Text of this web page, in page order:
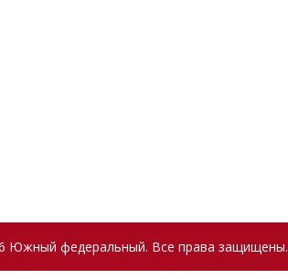
Южный федеральный. Все права защищены.